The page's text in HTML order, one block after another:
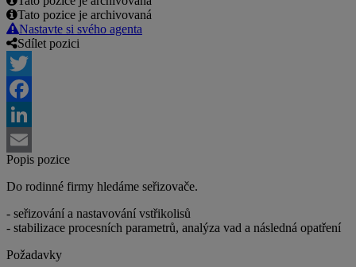
Tato pozice je archivovaná
Nastavte si svého agenta
Sdílet pozici
Twitter
Facebook
LinkedIn
Email
Popis pozice
Do rodinné firmy hledáme seřizovače.
- seřizování a nastavování vstřikolisů
- stabilizace procesních parametrů, analýza vad a následná opatření
Požadavky